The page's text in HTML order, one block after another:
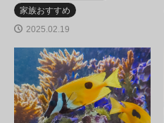
家族おすすめ
2025.02.19